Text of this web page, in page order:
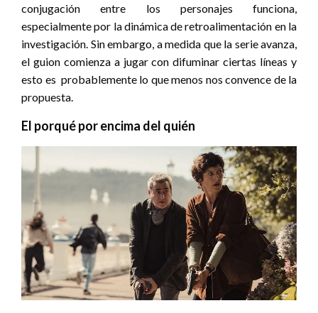
conjugación entre los personajes funciona,
especialmente por la dinámica de retroalimentación en la
investigación. Sin embargo, a medida que la serie avanza,
el guion comienza a jugar con difuminar ciertas líneas y
esto es probablemente lo que menos nos convence de la
propuesta.
El porqué por encima del quién